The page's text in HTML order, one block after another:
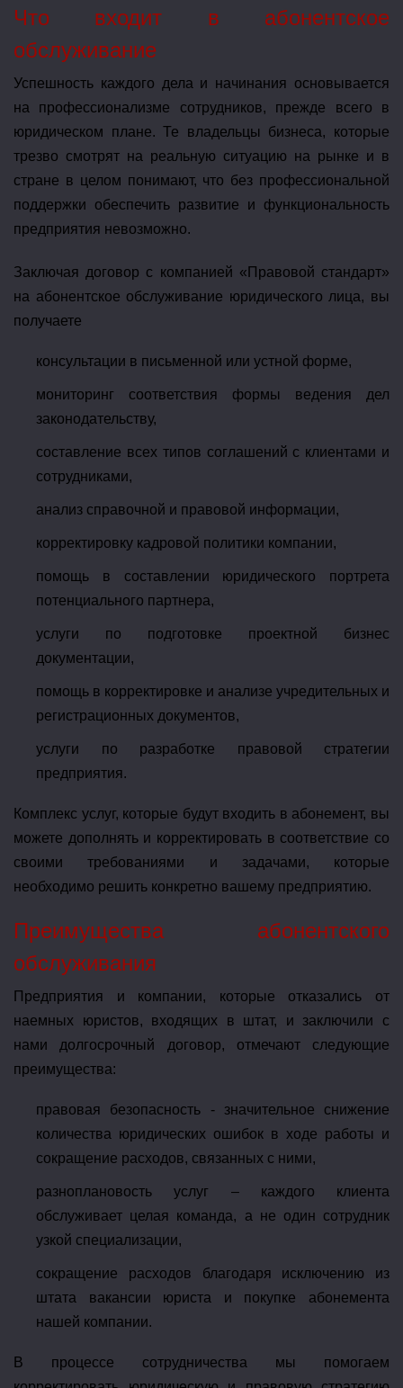
Что входит в абонентское
обслуживание
Успешность каждого дела и начинания основывается
на профессионализме сотрудников, прежде всего в
юридическом плане. Те владельцы бизнеса, которые
трезво смотрят на реальную ситуацию на рынке и в
стране в целом понимают, что без профессиональной
поддержки обеспечить развитие и функциональность
предприятия невозможно.
Заключая договор с компанией «Правовой стандарт»
на абонентское обслуживание юридического лица, вы
получаете
консультации в письменной или устной форме,
мониторинг соответствия формы ведения дел
законодательству,
составление всех типов соглашений с клиентами и
сотрудниками,
анализ справочной и правовой информации,
корректировку кадровой политики компании,
помощь в составлении юридического портрета
потенциального партнера,
услуги по подготовке проектной бизнес
документации,
помощь в корректировке и анализе учредительных и
регистрационных документов,
услуги по разработке правовой стратегии
предприятия.
Комплекс услуг, которые будут входить в абонемент, вы
можете дополнять и корректировать в соответствие со
своими требованиями и задачами, которые
необходимо решить конкретно вашему предприятию.
Преимущества абонентского
обслуживания
Предприятия и компании, которые отказались от
наемных юристов, входящих в штат, и заключили с
нами долгосрочный договор, отмечают следующие
преимущества:
правовая безопасность - значительное снижение
количества юридических ошибок в ходе работы и
сокращение расходов, связанных с ними,
разноплановость услуг – каждого клиента
обслуживает целая команда, а не один сотрудник
узкой специализации,
сокращение расходов благодаря исключению из
штата вакансии юриста и покупке абонемента
нашей компании.
В процессе сотрудничества мы помогаем